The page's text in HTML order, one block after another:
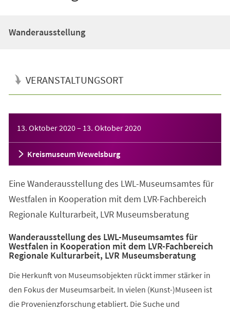
Wanderausstellung
VERANSTALTUNGSORT
13. Oktober 2020– 13. Oktober 2020
Kreismuseum Wewelsburg
Eine Wanderausstellung des LWL-Museumsamtes für
Westfalen in Kooperation mit dem LVR-Fachbereich
Regionale Kulturarbeit, LVR Museumsberatung
Wanderausstellung des LWL-Museumsamtes für
Westfalen in Kooperation mit dem LVR-Fachbereich
Regionale Kulturarbeit, LVR Museumsberatung
Die Herkunft von Museumsobjekten rückt immer stärker in
den Fokus der Museumsarbeit. In vielen (Kunst-)Museen ist
die Provenienzforschung etabliert. Die Suche und